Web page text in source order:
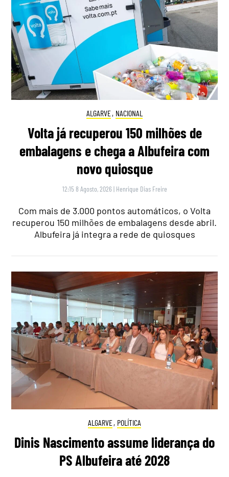
ALGARVE, NACIONAL
Volta já recuperou 150 milhões de
embalagens e chega a Albufeira com
novo quiosque
12:15 8 Agosto, 2026 | Henrique Dias Freire
Com mais de 3.000 pontos automáticos, o Volta
recuperou 150 milhões de embalagens desde abril.
Albufeira já integra a rede de quiosques
ALGARVE, POLÍTICA
Dinis Nascimento assume liderança do
PS Albufeira até 2028